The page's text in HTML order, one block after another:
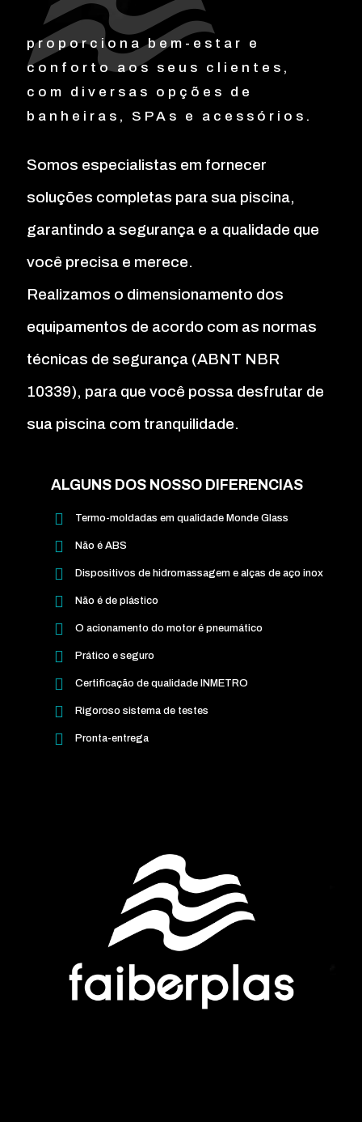
proporciona bem-estar e
conforto aos seus clientes,
com diversas opções de
banheiras, SPAs e acessórios.
Somos especialistas em fornecer
soluções completas para sua piscina,
garantindo a segurança e a qualidade que
você precisa e merece.
Realizamos o dimensionamento dos
equipamentos de acordo com as normas
técnicas de segurança (ABNT NBR
10339), para que você possa desfrutar de
sua piscina com tranquilidade.
ALGUNS DOS NOSSO DIFERENCIAS
Termo-moldadas em qualidade Monde Glass
Não é ABS
Dispositivos de hidromassagem e alças de aço inox
Não é de plástico
O acionamento do motor é pneumático
Prático e seguro
Certificação de qualidade INMETRO
Rigoroso sistema de testes
Pronta-entrega